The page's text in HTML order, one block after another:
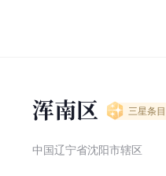
浑南区 三星条目
中国辽宁省沈阳市辖区